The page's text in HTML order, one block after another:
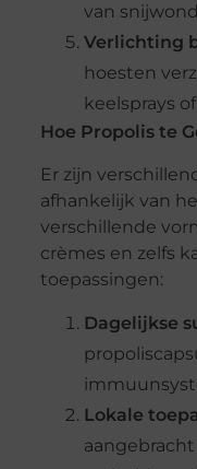
van
Verlichting
hoesten
keelsprays
Hoe Propolis te
Er zijn
afhankelijk van
verschillende
crèmes en zelfs
toepassingen:
Dagelijkse
Lokale